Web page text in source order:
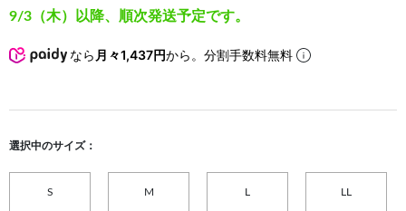
9/3（木）以降、順次発送予定です。
なら 月々1,437円から。分割手数料無料
選択中のサイズ：
S M